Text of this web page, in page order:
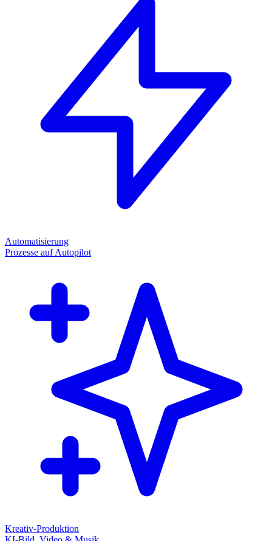
Automatisierung
Prozesse auf Autopilot
Kreativ-Produktion